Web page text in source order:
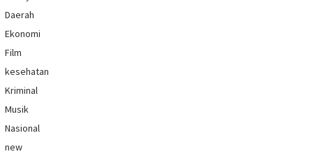
Daerah
Ekonomi
Film
kesehatan
Kriminal
Musik
Nasional
new